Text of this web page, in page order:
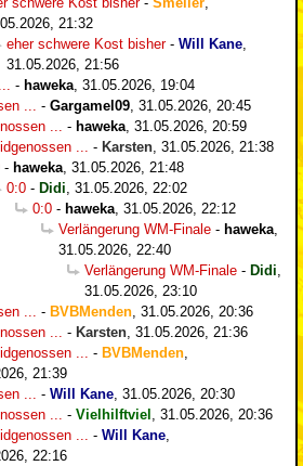
21:32
eher schwere Kost bisher- Will Kane
31.05.2026, 21:56
- haweka 31.05.2026, 19:04
...
- Gargamel09 31.05.2026, 20:45
...
- haweka 31.05.2026, 20:59
...
- Karsten 31.05.2026, 21:38
- haweka 31.05.2026, 21:48
0:0 - Didi 31.05.2026, 22:02
0:0 - haweka 31.05.2026, 22:12
Verlängerung WM-Finale - haweka
31.05.2026, 22:40
Verlängerung WM-Finale - Didi
31.05.2026, 23:10
...
- BVBMenden 31.05.2026, 20:36
...
- Karsten 31.05.2026, 21:36
...
- BVBMenden
21:39
...
- Will Kane 31.05.2026, 20:30
...
- Vielhilftviel
31.05.2026, 20:36
...
- Will Kane
22:16